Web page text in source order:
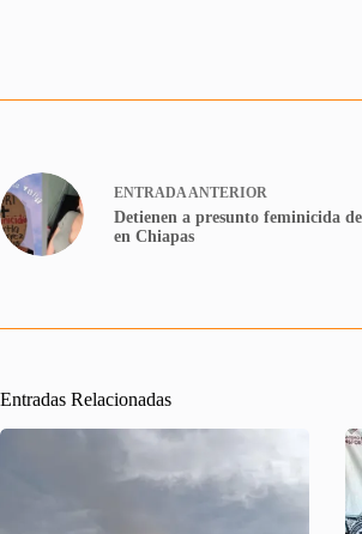
ENTRADAANTERIOR
Detienen a presunto feminicida
en Chiapas
Entradas Relacionadas